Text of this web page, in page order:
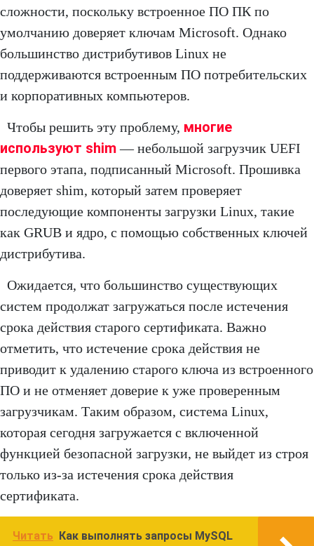
сложности, поскольку встроенное ПО ПК по
умолчанию доверяет ключам Microsoft. Однако
большинство дистрибутивов Linux не
поддерживаются встроенным ПО потребительских
и корпоративных компьютеров.
Чтобы решить эту проблему, многие
используют shim— небольшой загрузчик UEFI
первого этапа, подписанный Microsoft. Прошивка
доверяет shim, который затем проверяет
последующие компоненты загрузки Linux, такие
как GRUB и ядро, с помощью собственных ключей
дистрибутива.
Ожидается, что большинство существующих
систем продолжат загружаться после истечения
срока действия старого сертификата. Важно
отметить, что истечение срока действия не
приводит к удалению старого ключа из встроенного
ПО и не отменяет доверие к уже проверенным
загрузчикам. Таким образом, система Linux,
которая сегодня загружается с включенной
функцией безопасной загрузки, не выйдет из строя
только из-за истечения срока действия
сертификата.
Читать
Как выполнять запросы MySQL